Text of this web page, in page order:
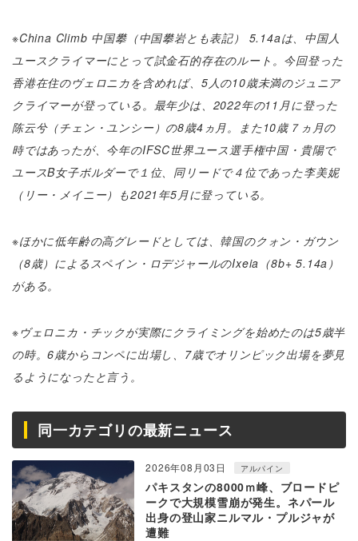
※China Climb 中国攀（中国攀岩とも表記） 5.14aは、中国人
ユースクライマーにとって試金石的存在のルート。今回登った
香港在住のヴェロニカを含めれば、5人の10歳未満のジュニア
クライマーが登っている。最年少は、2022年の11月に登った
陈云兮（チェン・ユンシー）の8歳4ヵ月。また10歳７ヵ月の
時ではあったが、今年のIFSC世界ユース選手権中国・貴陽で
ユースB女子ボルダーで１位、同リードで４位であった李美妮
（リー・メイニー）も2021年5月に登っている。
※ほかに低年齢の高グレードとしては、韓国のクォン・ガウン
（8歳）によるスペイン・ロデジャールのIxeia（8b+ 5.14a）
がある。
※ヴェロニカ・チックが実際にクライミングを始めたのは5歳半
の時。6歳からコンペに出場し、7歳でオリンピック出場を夢見
るようになったと言う。
同一カテゴリの最新ニュース
2026年08月03日 アルパイン
パキスタンの8000ｍ峰、ブロードピ
ークで大規模雪崩が発生。ネパール
出身の登山家ニルマル・プルジャが
遭難